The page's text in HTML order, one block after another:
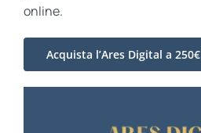
online.
Acquista l’Ares Digital a 250€